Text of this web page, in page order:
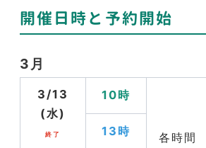
開催日時と予約開始
3月
3/13
(水)
終了
10時
各時間
13時